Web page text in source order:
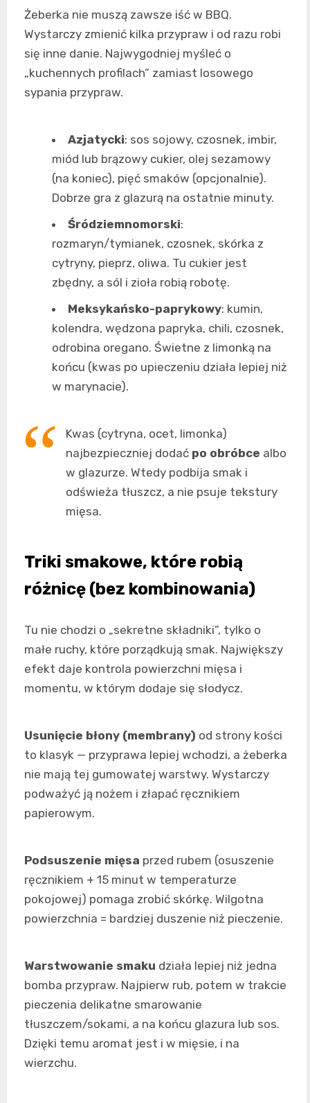
Żeberka nie muszą zawsze iść w BBQ.
Wystarczy zmienić kilka przypraw i od razu robi
się inne danie. Najwygodniej myśleć o
„kuchennych profilach” zamiast losowego
sypania przypraw.
Azjatycki: sos sojowy, czosnek, imbir,
miód lub brązowy cukier, olej sezamowy
(na koniec), pięć smaków (opcjonalnie).
Dobrze gra z glazurą na ostatnie minuty.
Śródziemnomorski:
rozmaryn/tymianek, czosnek, skórka z
cytryny, pieprz, oliwa. Tu cukier jest
zbędny, a sól i zioła robią robotę.
Meksykańsko-paprykowy: kumin,
kolendra, wędzona papryka, chili, czosnek,
odrobina oregano. Świetne z limonką na
końcu (kwas po upieczeniu działa lepiej niż
w marynacie).
Kwas (cytryna, ocet, limonka)
najbezpieczniej dodać po obróbce albo
w glazurze. Wtedy podbija smak i
odświeża tłuszcz, a nie psuje tekstury
mięsa.
Triki smakowe, które robią
różnicę (bez kombinowania)
Tu nie chodzi o „sekretne składniki”, tylko o
małe ruchy, które porządkują smak. Największy
efekt daje kontrola powierzchni mięsa i
momentu, w którym dodaje się słodycz.
Usunięcie błony (membrany) od strony kości
to klasyk — przyprawa lepiej wchodzi, a żeberka
nie mają tej gumowatej warstwy. Wystarczy
podważyć ją nożem i złapać ręcznikiem
papierowym.
Podsuszenie mięsa przed rubem (osuszenie
ręcznikiem + 15 minut w temperaturze
pokojowej) pomaga zrobić skórkę. Wilgotna
powierzchnia = bardziej duszenie niż pieczenie.
Warstwowanie smaku działa lepiej niż jedna
bomba przypraw. Najpierw rub, potem w trakcie
pieczenia delikatne smarowanie
tłuszczem/sokami, a na końcu glazura lub sos.
Dzięki temu aromat jest i w mięsie, i na
wierzchu.